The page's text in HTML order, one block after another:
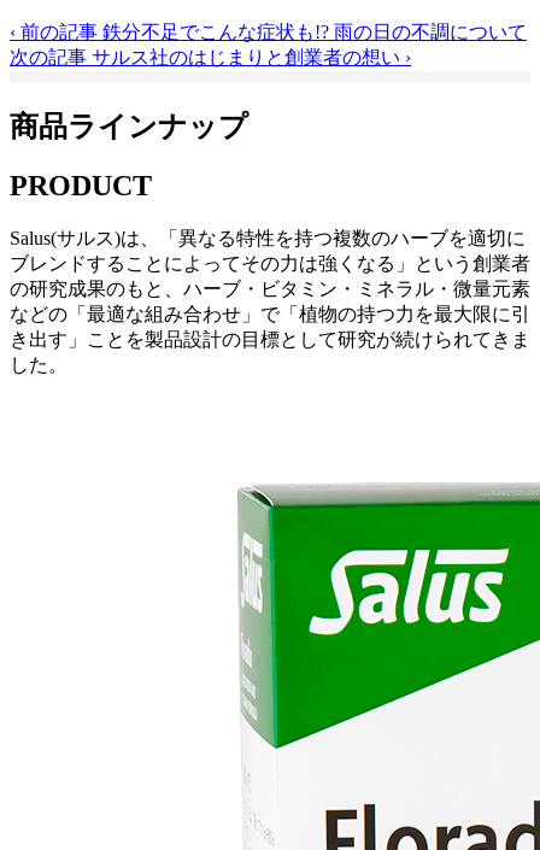
‹ 前の記事 鉄分不足でこんな症状も!? 雨の日の不調について
次の記事 サルス社のはじまりと創業者の想い ›
商品ラインナップ
PRODUCT
Salus(サルス)は、「異なる特性を持つ複数のハーブを適切に
ブレンドすることによってその力は強くなる」という創業者
の研究成果のもと、ハーブ・ビタミン・ミネラル・微量元素
などの「最適な組み合わせ」で「植物の持つ力を最大限に引
き出す」ことを製品設計の目標として研究が続けられてきま
した。